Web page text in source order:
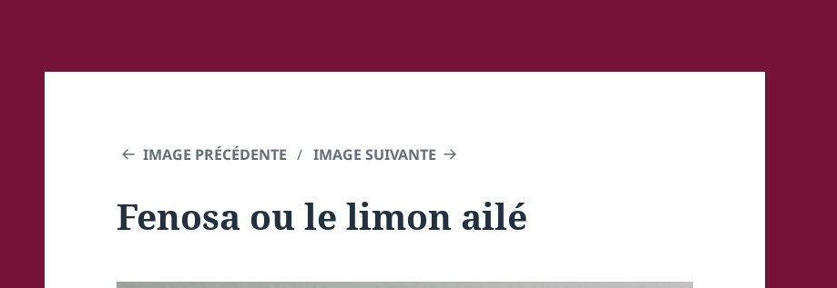
IMAGE PRÉCÉDENTE IMAGE SUIVANTE
Fenosa ou le limon ailé